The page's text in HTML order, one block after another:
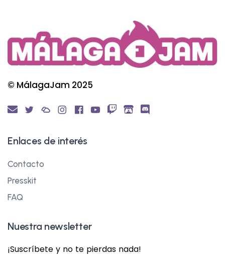
© MálagaJam 2025
Enlaces de interés
Contacto
Presskit
FAQ
Nuestra newsletter
¡Suscríbete y no te pierdas nada!